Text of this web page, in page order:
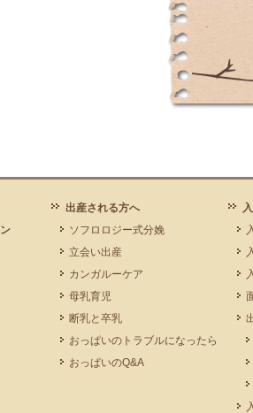
出産される方へ
ソフロロジー式分娩
立会い出産
カンガルーケア
母乳育児
断乳と卒乳
おっぱいのトラブルになったら
おっぱいのQ&A